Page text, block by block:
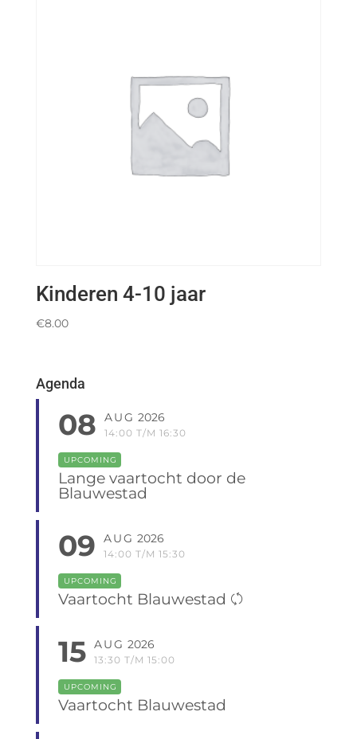
Kinderen 4-10 jaar
€8.00
Agenda
08 AUG 2026
14:00 T/M 16:30
UPCOMING
Lange vaartocht door de
Blauwestad
09 AUG 2026
14:00 T/M 15:30
UPCOMING
Vaartocht Blauwestad
15 AUG 2026
13:30 T/M 15:00
UPCOMING
Vaartocht Blauwestad